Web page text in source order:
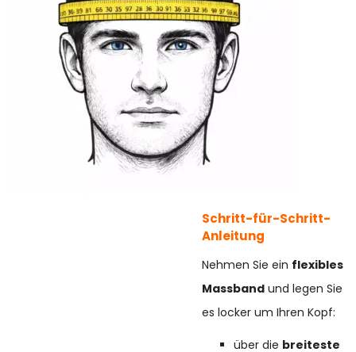
Schritt-für-Schritt-
Anleitung
Nehmen Sie ein flexibles
Massband und legen Sie
es locker um Ihren Kopf:
über die breiteste